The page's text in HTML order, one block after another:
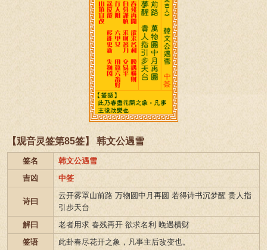
【观音灵签第85签】 韩文公遇雪
签名
韩文公遇雪
吉凶
中签
诗曰
云开雾罩山前路 万物圆中月再圆 若得诗书沉梦醒 贵人指
引步天台
解曰
老者用求 春残再开 欲求名利 晚遇横财
签语
此卦春尽花开之象，凡事主后改变也。